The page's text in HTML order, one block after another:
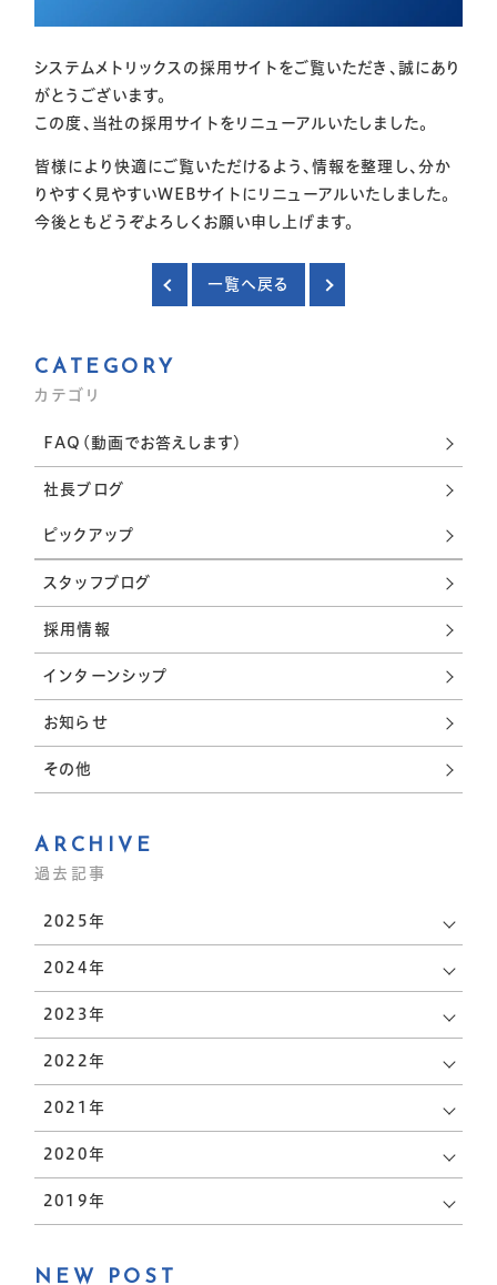
CATEGORY
カテゴリ
FAQ(動画でお答えします)
社長ブログ
ピックアップ
スタッフブログ
採用情報
インターンシップ
お知らせ
その他
ARCHIVE
過去記事
2025年
2024年
2023年
2022年
2021年
2020年
2019年
NEW POST
システムメトリックスの採用サイトをご覧いただき、誠にあり
がとうございます。
この度、当社の採用サイトをリニューアルいたしました。
皆様により快適にご覧いただけるよう、情報を整理し、分か
りやすく見やすいWEBサイトにリニューアルいたしました。
今後ともどうぞよろしくお願い申し上げます。
一覧へ戻る